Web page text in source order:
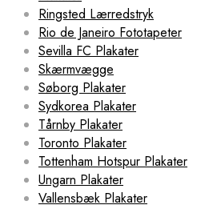
Ringsted Lærredstryk
Rio de Janeiro Fototapeter
Sevilla FC Plakater
Skærmvægge
Søborg Plakater
Sydkorea Plakater
Tårnby Plakater
Toronto Plakater
Tottenham Hotspur Plakater
Ungarn Plakater
Vallensbæk Plakater